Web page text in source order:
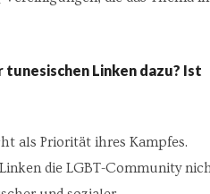
Linken dazu? Ist
als Priorität ihres Kampfes.
die LGBT-Community